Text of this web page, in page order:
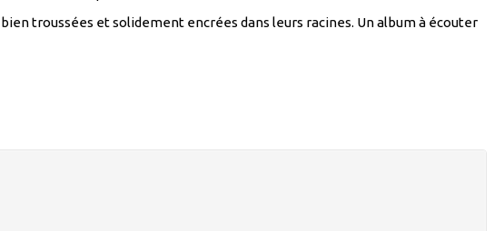
troussées et solidement encrées dans leurs racines. Un album à écouter